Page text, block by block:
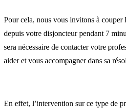
Pour cela, nous vous invitons à couper
depuis votre disjoncteur pendant 7
sera nécessaire de contacter votre
aider et vous accompagner dans sa
En effet, l’intervention sur ce type de